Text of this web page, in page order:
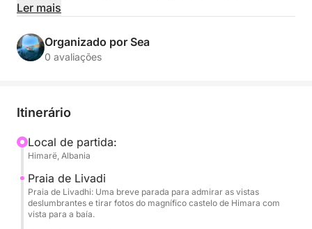
verdadeiramente sublime. Este relaxante passeio de
Himarë e segue por um dos trechos litorâneos mais
belos do país, revelando baías isoladas e praias
Aquário, Praia de Jali, Crystal Bay, Baía do Casal,
Gruta Secreta, Gruta da Pomba, Praia de Gjipe,
Gruta de São Teodoro (Grutas Gêmeas), Gruta do
Pirata e Praia de Alevra, você terá tempo para
desacelerar e apreciar cada parada. O itinerário foi
Ler mais
Organizado por Sea
0 avaliações
Itinerário
Local de partida:
Himarë, Albania
Praia de Livadi
Praia de Livadhi: Uma breve parada para admirar as vistas
deslumbrantes e tirar fotos do magnífico castelo de Himara com
vista para a baía.